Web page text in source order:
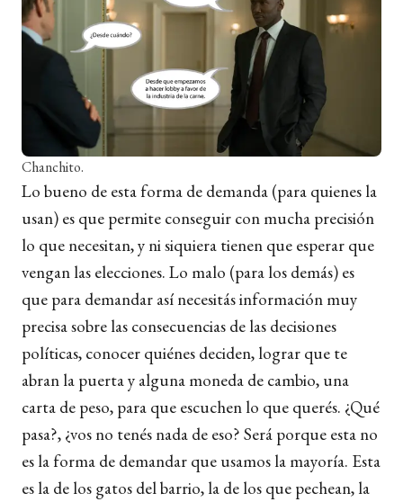
Chanchito.
Lo bueno de esta forma de demanda (para quienes la
usan) es que permite conseguir con mucha precisión
lo que necesitan, y ni siquiera tienen que esperar que
vengan las elecciones. Lo malo (para los demás) es
que para demandar así necesitás información muy
precisa sobre las consecuencias de las decisiones
políticas, conocer quiénes deciden, lograr que te
abran la puerta y alguna moneda de cambio, una
carta de peso, para que escuchen lo que querés. ¿Qué
pasa?, ¿vos no tenés nada de eso? Será porque esta no
es la forma de demandar que usamos la mayoría. Esta
es la de los gatos del barrio, la de los que pechean, la